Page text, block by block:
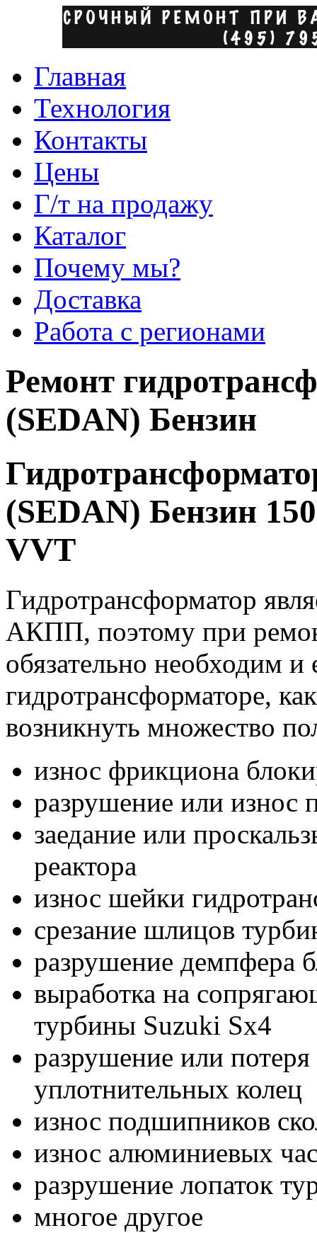
Главная
Технология
Контакты
Цены
Г/т на продажу
Каталог
Почему мы?
Доставка
Работа с регионами
Ремонт
(SEDAN) Бензин
(SEDAN) Бензин
VVT
Гидротрансформатор
АКПП, поэтому при
обязательно необходим и
гидротрансформаторе,
возникнуть множество
износ фрикциона
разрушение или износ
заедание или
реактора
износ шейки
срезание шлицов
разрушение демпфера
выработка на
турбины Suzuki Sx4
разрушение или
уплотнительных колец
износ подшипников
износ алюминиевых
разрушение лопаток
многое другое